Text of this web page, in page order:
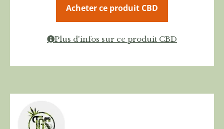
Acheter ce produit CBD
Plus d'infos sur ce produit CBD